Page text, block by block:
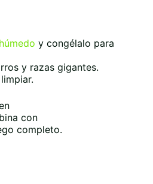
y congélalo para
y razas gigantes.
con
completo.